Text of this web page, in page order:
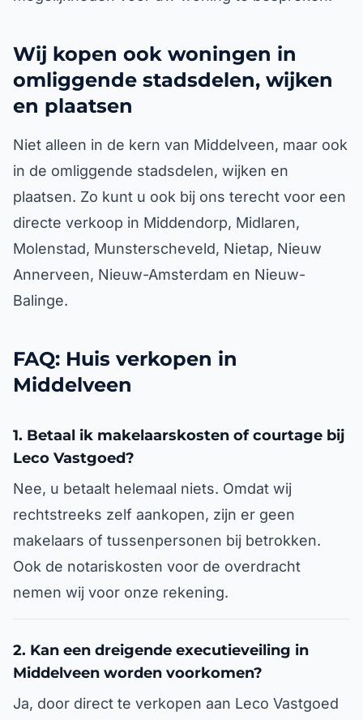
Wij kopen ook woningen in
omliggende stadsdelen, wijken
en plaatsen
Niet alleen in de kern van Middelveen, maar ook
in de omliggende stadsdelen, wijken en
plaatsen. Zo kunt u ook bij ons terecht voor een
directe verkoop in Middendorp, Midlaren,
Molenstad, Munsterscheveld, Nietap, Nieuw
Annerveen, Nieuw-Amsterdam en Nieuw-
Balinge.
FAQ: Huis verkopen in
Middelveen
1. Betaal ik makelaarskosten of courtage bij
Leco Vastgoed?
Nee, u betaalt helemaal niets. Omdat wij
rechtstreeks zelf aankopen, zijn er geen
makelaars of tussenpersonen bij betrokken.
Ook de notariskosten voor de overdracht
nemen wij voor onze rekening.
2. Kan een dreigende executieveiling in
Middelveen worden voorkomen?
Ja, door direct te verkopen aan Leco Vastgoed